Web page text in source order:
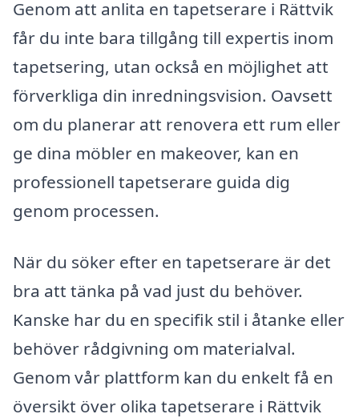
Genom att anlita en tapetserare i Rättvik
får du inte bara tillgång till expertis inom
tapetsering, utan också en möjlighet att
förverkliga din inredningsvision. Oavsett
om du planerar att renovera ett rum eller
ge dina möbler en makeover, kan en
professionell tapetserare guida dig
genom processen.
När du söker efter en tapetserare är det
bra att tänka på vad just du behöver.
Kanske har du en specifik stil i åtanke eller
behöver rådgivning om materialval.
Genom vår plattform kan du enkelt få en
översikt över olika tapetserare i Rättvik